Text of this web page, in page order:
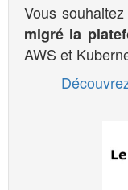
Vous
migré la
AWS et